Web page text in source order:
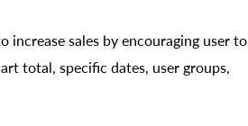
increase sales by encouraging user to
total, specific dates, user groups,